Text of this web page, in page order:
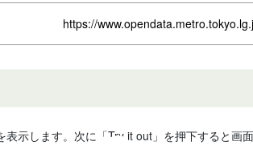
https://
表示します。次に「Try it out」を押下すると